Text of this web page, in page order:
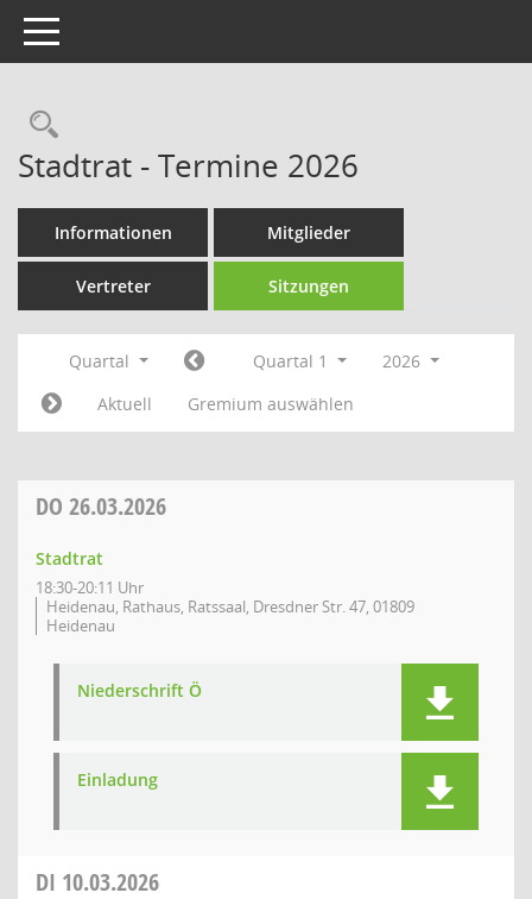
Toggle navigation
Rechercheauswahl
Stadtrat - Termine 2026
Informationen Mitglieder
Vertreter Sitzungen
Quartal Quartal 1
2026
Aktuell
Gremium auswählen
DO 26.03.2026
Stadtrat
18:30-20:11 Uhr
Heidenau, Rathaus, Ratssaal, Dresdner Str. 47, 01809
Heidenau
Niederschrift Ö
Einladung
DI 10.03.2026